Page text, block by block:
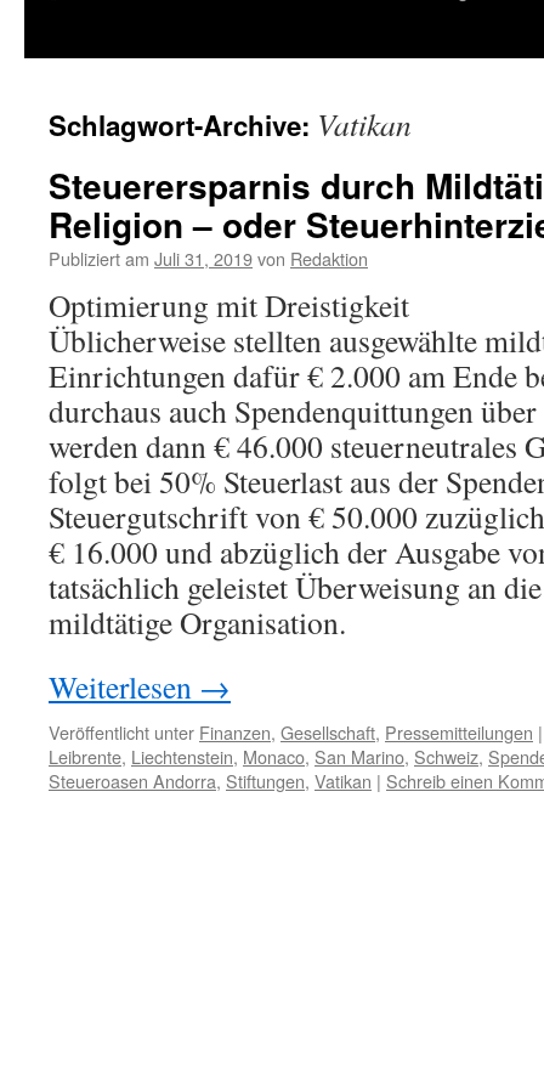
Schlagwort-Archive: Vatikan
Steuerersparnis durch
Religion – oder
Publiziert am Juli 31, 2019von Redaktion
Optimierung mit Dreistigkeit
Üblicherweise stellten ausgewählte
Einrichtungen dafür € 2.000 am Ende
durchaus auch Spendenquittungen
werden dann € 46.000 steuerneutrales
folgt bei 50% Steuerlast aus der
Steuergutschrift von € 50.000
€ 16.000 und abzüglich der Ausgabe
tatsächlich geleistet Überweisung an
mildtätige Organisation.
Weiterlesen →
Veröffentlicht unter Finanzen, Gesellschaft, Pressemitteilungen |
Leibrente, Liechtenstein, Monaco, San Marino, Schweiz,
Steueroasen Andorra, Stiftungen, Vatikan | Schreib einen